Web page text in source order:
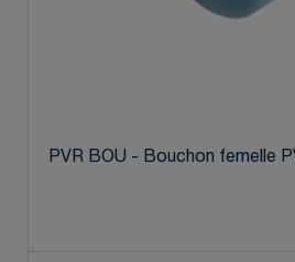
PVR BOU - Bouchon femelle